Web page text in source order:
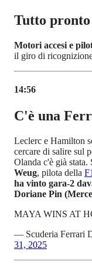
Tutto
Motori accesi e
il giro di
14:56
C'è una
Leclerc e Hamilton
cercare di salire sul
Olanda c'è già
Weug, pilota della F1
ha vinto gara-2
Doriane Pin
MAYA WINS AT
— Scuderia Ferrari
31, 2025